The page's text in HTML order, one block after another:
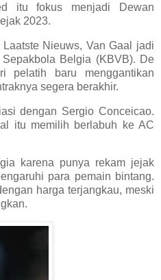
itu fokus menjadi Dewan
2023.
Nieuws, Van Gaal jadi
Belgia (KBVB). De
pelatih baru menggantikan
segera berakhir.
dengan Sergio Conceicao.
itu memilih berlabuh ke AC
karena punya rekam jejak
para pemain bintang.
harga terjangkau, meski